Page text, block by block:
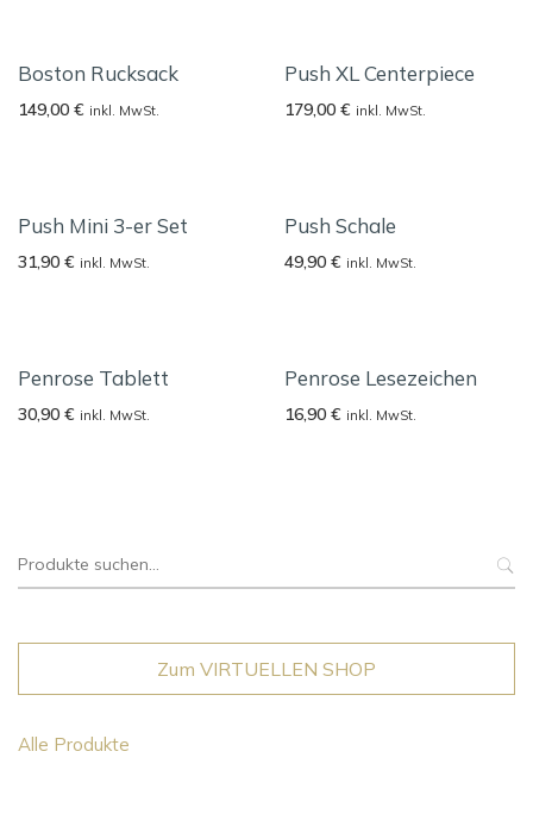
Boston Rucksack
149,00 € inkl. MwSt.
Push XL Centerpiece
179,00 € inkl. MwSt.
Push Mini 3-er Set
31,90 € inkl. MwSt.
Push Schale
49,90 € inkl. MwSt.
Penrose Tablett
30,90 € inkl. MwSt.
Penrose Lesezeichen
16,90 € inkl. MwSt.
Suche
Zum VIRTUELLEN SHOP
Alle Produkte